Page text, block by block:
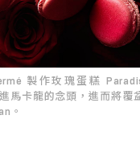
製作玫瑰蛋糕
馬卡龍的念頭，進而將覆
。